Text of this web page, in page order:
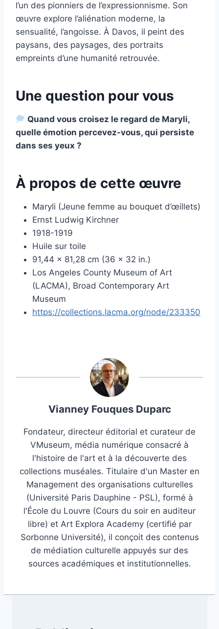
l’un des pionniers de l’expressionnisme. Son
œuvre explore l’aliénation moderne, la
sensualité, l’angoisse. À Davos, il peint des
paysans, des paysages, des portraits
empreints d’une humanité retrouvée.
Une question pour vous
Quand vous croisez le regard de Maryli,
quelle émotion percevez-vous, qui persiste
dans ses yeux ?
À propos de cette œuvre
Maryli (Jeune femme au bouquet d’œillets)
Ernst Ludwig Kirchner
1918-1919
Huile sur toile
91,44 × 81,28 cm (36 × 32 in.)
Los Angeles County Museum of Art
(LACMA), Broad Contemporary Art
Museum
https://collections.lacma.org/node/233350
Vianney Fouques Duparc
Fondateur, directeur éditorial et curateur de
VMuseum, média numérique consacré à
l'histoire de l'art et à la découverte des
collections muséales. Titulaire d'un Master en
Management des organisations culturelles
(Université Paris Dauphine - PSL), formé à
l'École du Louvre (Cours du soir en auditeur
libre) et Art Explora Academy (certifié par
Sorbonne Université), il conçoit des contenus
de médiation culturelle appuyés sur des
sources académiques et institutionnelles.